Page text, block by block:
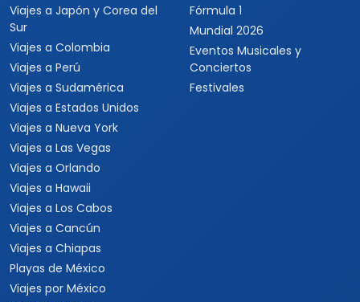
Viajes a Japón y Corea del
Sur
Viajes a Colombia
Viajes a Perú
Viajes a Sudamérica
Viajes a Estados Unidos
Viajes a Nueva York
Viajes a Las Vegas
Viajes a Orlando
Viajes a Hawaii
Viajes a Los Cabos
Viajes a Cancún
Viajes a Chiapas
Playas de México
Viajes por México
Fórmula 1
Mundial 2026
Eventos Musicales y
Conciertos
Festivales